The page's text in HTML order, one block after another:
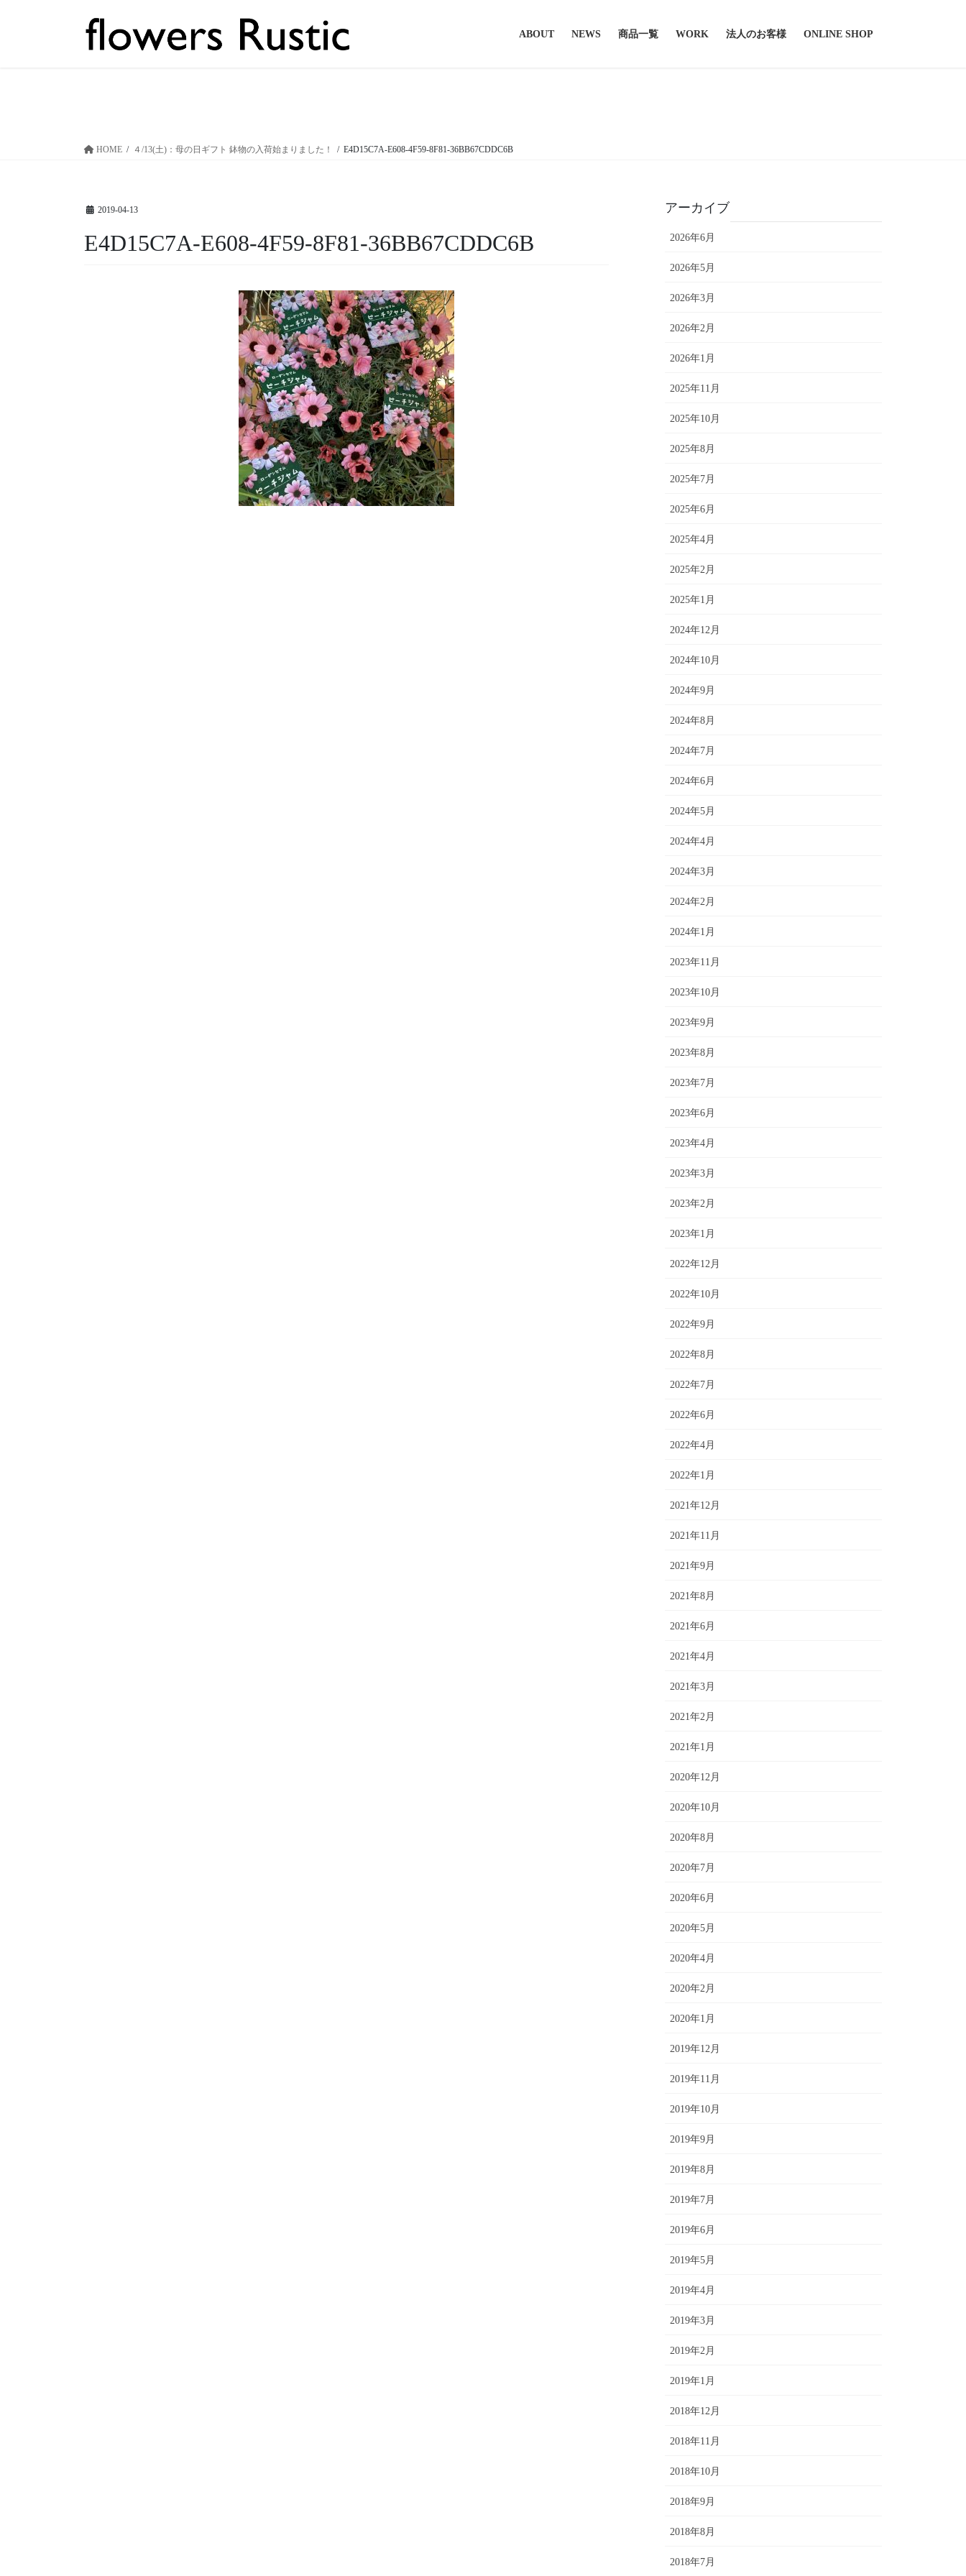
ABOUT NEWS 商品一覧 WORK 法人のお客様 ONLINE SHOP
HOME ４/13(土)：母の日ギフト 鉢物の入荷始まりました！ E4D15C7A-E608-4F59-8F81-36BB67CDDC6B
2019-04-13
E4D15C7A-E608-4F59-8F81-36BB67CDDC6B
アーカイブ
2026年6月
2026年5月
2026年3月
2026年2月
2026年1月
2025年11月
2025年10月
2025年8月
2025年7月
2025年6月
2025年4月
2025年2月
2025年1月
2024年12月
2024年10月
2024年9月
2024年8月
2024年7月
2024年6月
2024年5月
2024年4月
2024年3月
2024年2月
2024年1月
2023年11月
2023年10月
2023年9月
2023年8月
2023年7月
2023年6月
2023年4月
2023年3月
2023年2月
2023年1月
2022年12月
2022年10月
2022年9月
2022年8月
2022年7月
2022年6月
2022年4月
2022年1月
2021年12月
2021年11月
2021年9月
2021年8月
2021年6月
2021年4月
2021年3月
2021年2月
2021年1月
2020年12月
2020年10月
2020年8月
2020年7月
2020年6月
2020年5月
2020年4月
2020年2月
2020年1月
2019年12月
2019年11月
2019年10月
2019年9月
2019年8月
2019年7月
2019年6月
2019年5月
2019年4月
2019年3月
2019年2月
2019年1月
2018年12月
2018年11月
2018年10月
2018年9月
2018年8月
2018年7月